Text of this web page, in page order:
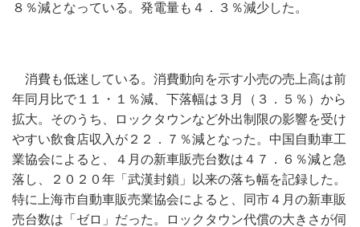
８％減となっている。発電量も４．３％減少した。
消費も低迷している。消費動向を示す小売の売上高は前
年同月比で１１・１％減、下落幅は３月（３．５％）から
拡大。そのうち、ロックタウンなど外出制限の影響を受け
やすい飲食店収入が２２．７％減となった。中国自動車工
業協会によると、４月の新車販売台数は４７．６％減と急
落し、２０２０年「武漢封鎖」以来の落ち幅を記録した。
特に 上海市自動車販売業協会によると、
同市４月の新車販
売台数は「ゼロ」だった。
ロックタウン代償の大きさが伺